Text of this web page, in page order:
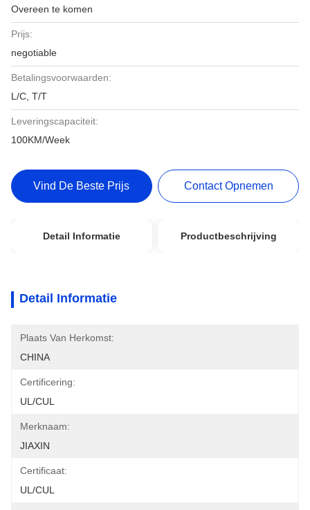
Overeen te komen
Prijs:
negotiable
Betalingsvoorwaarden:
L/C, T/T
Leveringscapaciteit:
100KM/Week
Vind De Beste Prijs Contact Opnemen
Detail Informatie Productbeschrijving
Detail Informatie
Plaats Van Herkomst:
CHINA
Certificering:
UL/CUL
Merknaam:
JIAXIN
Certificaat:
UL/CUL